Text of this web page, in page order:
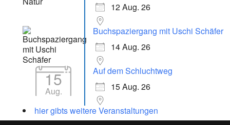
12 Aug. 26
Buchspaziergang mit Uschi Schäfer
14 Aug. 26
15
Aug.
Auf dem Schluchtweg
15 Aug. 26
hier gibts weitere Veranstaltungen